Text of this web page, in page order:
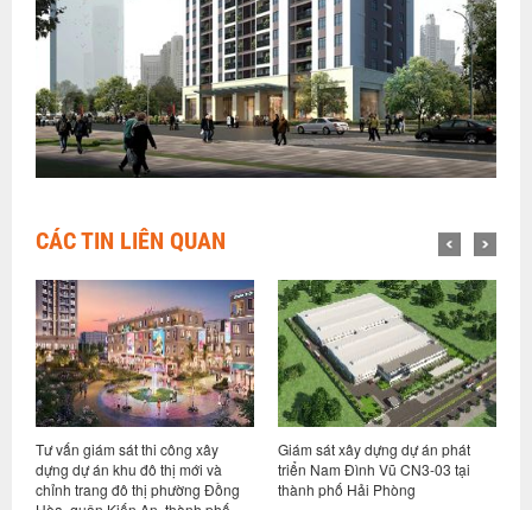
CÁC TIN LIÊN QUAN
Đồng
Giám sát xây dựng dự án phát
triển Nam Đình Vũ CN3-03 tại
thành phố Hải Phòng
Tư vấn giám sát thi công và cung
cấp, lắp đặt thiết bị dự án Đầu tư
xây dựng cơ sở 2 Trường Đại học